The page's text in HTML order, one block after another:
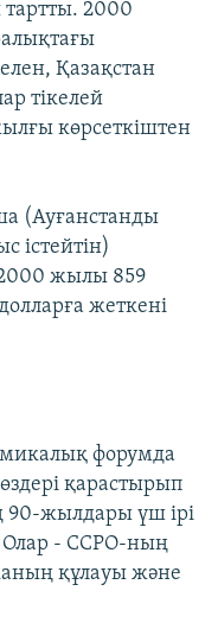
тартты. 2000
Қазақстан
тікелей
көрсеткіштен
(Ауғанстанды
істейтін)
жылы 859
жеткені
форумда
қарастырып
90-жылдары үш ірі
Олар - ССРО-ның
құлауы және